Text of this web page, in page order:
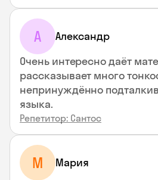
А Александр
Очень интересно даёт
рассказывает много
непринуждённо
языка.
Репетитор: Сантос
М Мария